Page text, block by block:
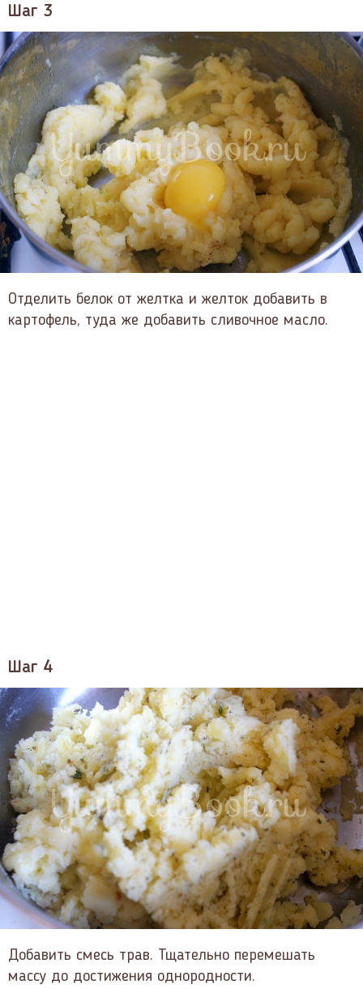
Шаг 3
Отделить белок от желтка и желток добавить в
картофель, туда же добавить сливочное масло.
Шаг 4
Добавить смесь трав. Тщательно перемешать
массу до достижения однородности.